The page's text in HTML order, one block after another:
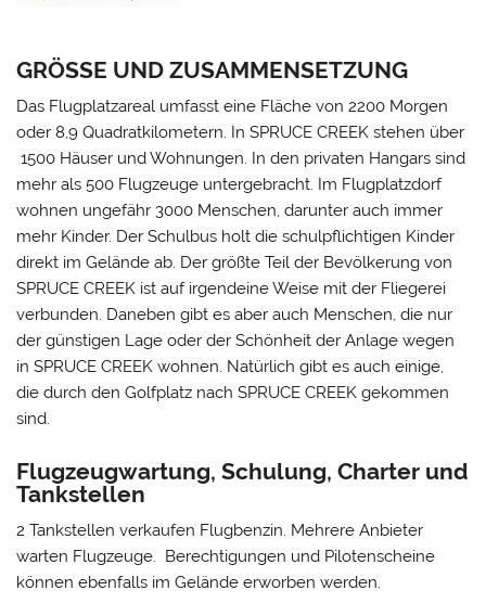
GRÖSSE UND ZUSAMMENSETZUNG
Das Flugplatzareal umfasst eine Fläche von 2200 Morgen
oder 8,9 Quadratkilometern. In SPRUCE CREEK stehen über
1500 Häuser und Wohnungen. In den privaten Hangars sind
mehr als 500 Flugzeuge untergebracht. Im Flugplatzdorf
wohnen ungefähr 3000 Menschen, darunter auch immer
mehr Kinder. Der Schulbus holt die schulpflichtigen Kinder
direkt im Gelände ab. Der größte Teil der Bevölkerung von
SPRUCE CREEK ist auf irgendeine Weise mit der Fliegerei
verbunden. Daneben gibt es aber auch Menschen, die nur
der günstigen Lage oder der Schönheit der Anlage wegen
in SPRUCE CREEK wohnen. Natürlich gibt es auch einige,
die durch den Golfplatz nach SPRUCE CREEK gekommen
sind.
Flugzeugwartung, Schulung, Charter und
Tankstellen
2 Tankstellen verkaufen Flugbenzin. Mehrere Anbieter
warten Flugzeuge. Berechtigungen und Pilotenscheine
können ebenfalls im Gelände erworben werden.